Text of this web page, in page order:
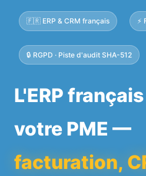
🇫🇷 ERP & CRM français
🔒 RGPD · Piste d'audit SHA-512
L'ERP
votre PME —
facturation,